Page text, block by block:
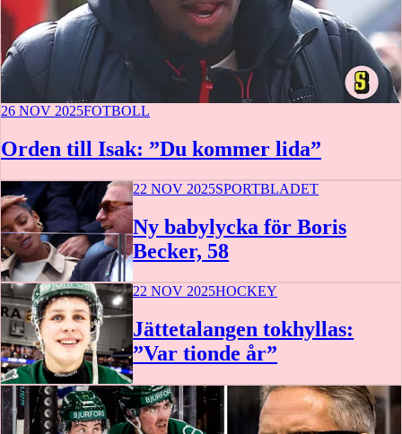
26 NOV 2025FOTBOLL
Orden till Isak: ”Du kommer lida”
22 NOV 2025SPORTBLADET
Ny babylycka för Boris
Becker, 58
22 NOV 2025HOCKEY
Jättetalangen tokhyllas:
”Var tionde år”